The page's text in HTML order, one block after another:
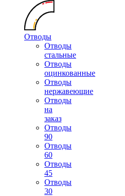
Отводы
Отводы
стальные
Отводы
оцинкованные
Отводы
нержавеющие
Отводы
на
заказ
Отводы
90
Отводы
60
Отводы
45
Отводы
30